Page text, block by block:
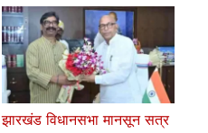
झारखंड विधानसभा मानसून सत्र